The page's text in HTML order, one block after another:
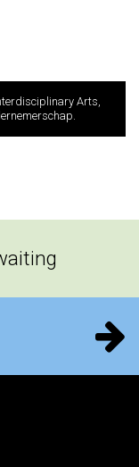
Arts,